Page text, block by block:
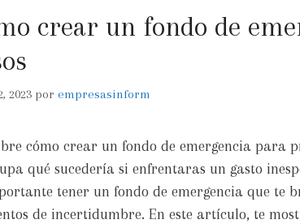
crear un fondo de
2023 por empresasinform
cómo crear un fondo de emergencia para
qué sucedería si enfrentaras un gasto
tener un fondo de emergencia que te
de incertidumbre. En este artículo, te